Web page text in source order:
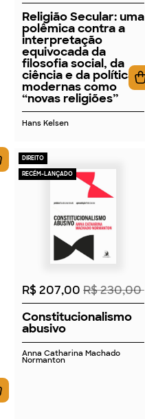
Religião Secular: uma
polêmica contra a
interpretação
equivocada da
filosofia social, da
ciência e da política
modernas como
“novas religiões”
Hans Kelsen
DIREITO
RECÉM-LANÇADO
2026
R$ 207,00 R$ 230,00
Constitucionalismo
abusivo
Anna Catharina Machado
Normanton